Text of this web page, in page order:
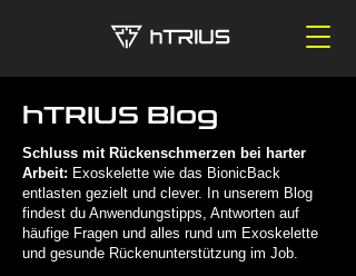
hTRIUS Blog
Schluss mit Rückenschmerzen bei harter
Arbeit: Exoskelette wie das BionicBack
entlasten gezielt und clever. In unserem Blog
findest du Anwendungstipps, Antworten auf
häufige Fragen und alles rund um Exoskelette
und gesunde Rückenunterstützung im Job.